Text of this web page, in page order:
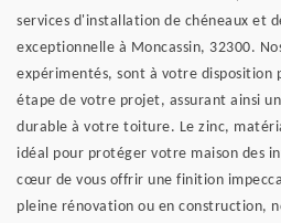
services d'installation de chéneaux et
exceptionnelle à Moncassin, 32300.
expérimentés, sont à votre disposition
étape de votre projet, assurant ainsi
durable à votre toiture. Le zinc,
idéal pour protéger votre maison des
cœur de vous offrir une finition
pleine rénovation ou en construction,